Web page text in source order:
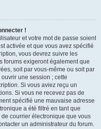
!
et votre mot de passe soient
activée et que vous avez spécifié
vous devrez suivre les
forums exigeront également que
soit par vous-même ou soit par
une session ; cette
Si vous aviez reçu un
Si vous ne recevez pas de
spécifié une mauvaise adresse
a été filtré en tant que
courrier électronique que vous
un administrateur du forum.